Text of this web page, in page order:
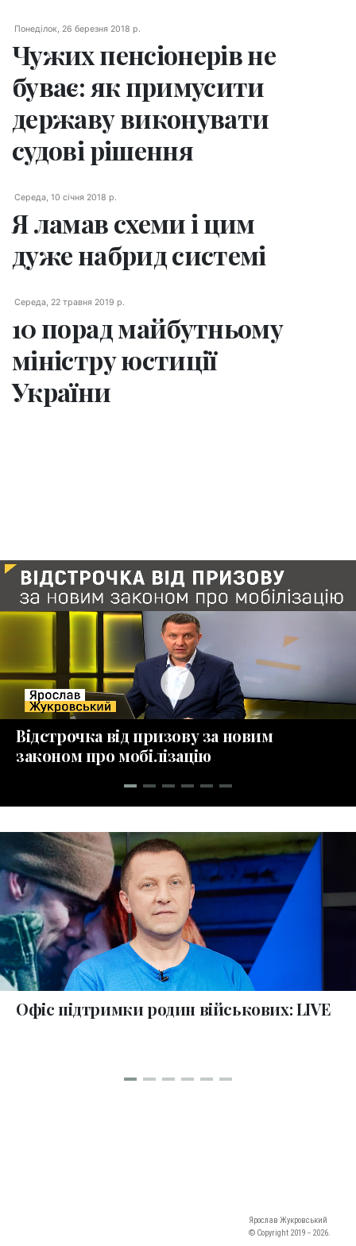
Понеділок, 26 березня 2018 р.
Чужих пенсіонерів не
буває: як примусити
державу виконувати
судові рішення
Середа, 10 січня 2018 р.
Я ламав схеми і цим
дуже набрид системі
Середа, 22 травня 2019 р.
10 порад майбутньому
міністру юстиції
України
Відстрочка від призову за новим
законом про мобілізацію
Офіс підтримки родин військових: LIVE
Ярослав Жукровський
© Copyright 2019 ‐ 2026.